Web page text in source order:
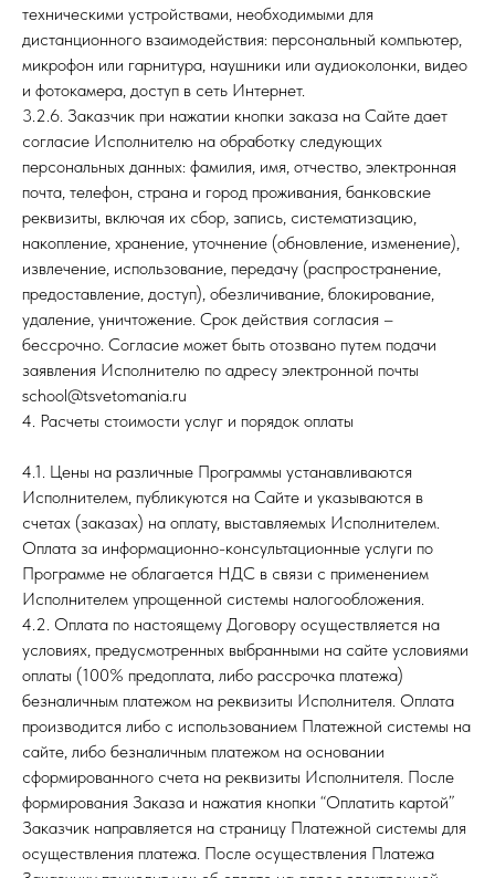
техническими устройствами, необходимыми для
дистанционного взаимодействия: персональный компьютер,
микрофон или гарнитура, наушники или аудиоколонки, видео
и фотокамера, доступ в сеть Интернет.
3.2.6. Заказчик при нажатии кнопки заказа на Сайте дает
согласие Исполнителю на обработку следующих
персональных данных: фамилия, имя, отчество, электронная
почта, телефон, страна и город проживания, банковские
реквизиты, включая их сбор, запись, систематизацию,
накопление, хранение, уточнение (обновление, изменение),
извлечение, использование, передачу (распространение,
предоставление, доступ), обезличивание, блокирование,
удаление, уничтожение. Срок действия согласия –
бессрочно. Согласие может быть отозвано путем подачи
заявления Исполнителю по адресу электронной почты
school@tsvetomania.ru
4. Расчеты стоимости услуг и порядок оплаты
4.1. Цены на различные Программы устанавливаются
Исполнителем, публикуются на Сайте и указываются в
счетах (заказах) на оплату, выставляемых Исполнителем.
Оплата за информационно-консультационные услуги по
Программе не облагается НДС в связи с применением
Исполнителем упрощенной системы налогообложения.
4.2. Оплата по настоящему Договору осуществляется на
условиях, предусмотренных выбранными на сайте условиями
оплаты (100% предоплата, либо рассрочка платежа)
безналичным платежом на реквизиты Исполнителя. Оплата
производится либо с использованием Платежной системы на
сайте, либо безналичным платежом на основании
сформированного счета на реквизиты Исполнителя. После
формирования Заказа и нажатия кнопки “Оплатить картой”
Заказчик направляется на страницу Платежной системы для
осуществления платежа. После осуществления Платежа